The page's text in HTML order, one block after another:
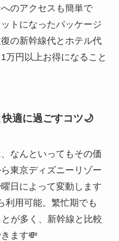
のアクセスも簡単で
トになったパッケージ
の新幹線代とホテル代
万円以上お得になること
適に過ごすコツ🌙
なんといってもその価
東京ディズニーリゾー
日によって変動します
利用可能。繁忙期でも
が多く、新幹線と比較
ます💸